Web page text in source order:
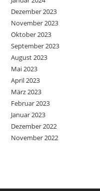
Dezember 2023
November 2023
Oktober 2023
September 2023
August 2023
Mai 2023
April 2023
März 2023
Februar 2023
Januar 2023
Dezember 2022
November 2022